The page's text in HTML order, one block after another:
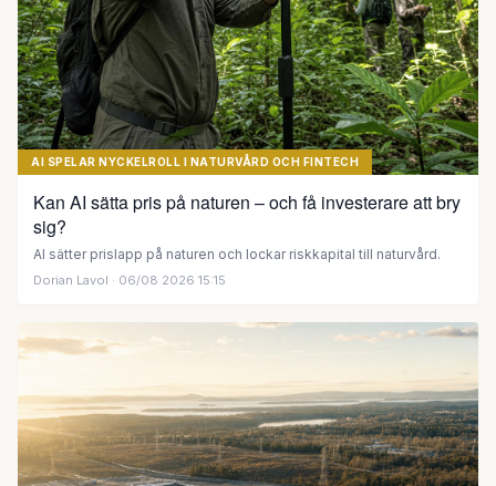
AI SPELAR NYCKELROLL I NATURVÅRD OCH FINTECH
Kan AI sätta pris på naturen – och få investerare att bry
sig?
AI sätter prislapp på naturen och lockar riskkapital till naturvård.
Dorian Lavol · 06/08 2026 15:15